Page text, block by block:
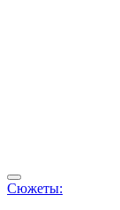
Сюжеты: